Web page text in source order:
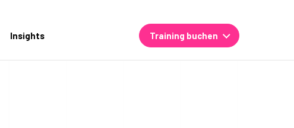
Insights Training buchen